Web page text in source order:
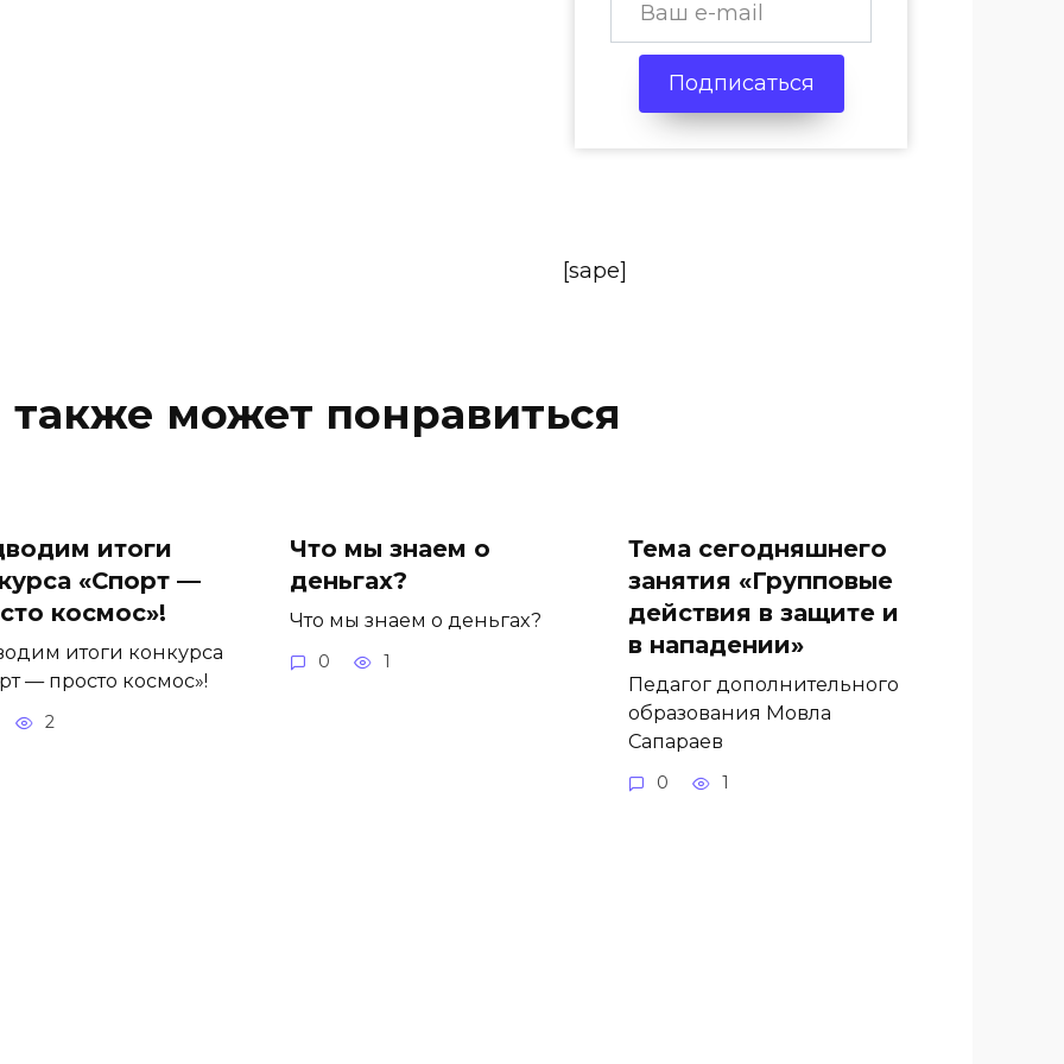
Подписаться
[sape]
может понравиться
итоги
«Спорт —
космос»!
итоги конкурса
— просто космос»!
2
Что мы знаем о
деньгах?
Что мы знаем о деньгах?
0 1
Тема сегодняшнего
занятия «Групповые
действия в защите и
в нападении»
Педагог дополнительного
образования Мовла
Сапараев
0 1